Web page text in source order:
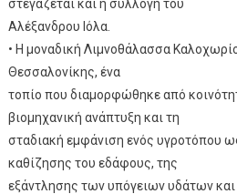
στεγάζεται και η συλλογή του
Αλέξανδρου Ιόλα.
• Η μοναδική Λιμνοθάλασσα
Θεσσαλονίκης, ένα
τοπίο που διαμορφώθηκε από
βιομηχανική ανάπτυξη και τη
σταδιακή εμφάνιση ενός υγροτόπου
καθίζησης του εδάφους, της
εξάντλησης των υπόγειων υδάτων και